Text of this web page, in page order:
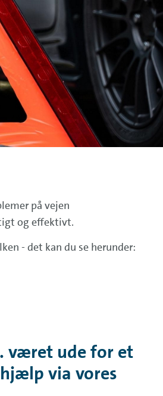
på vejen
og effektivt.
- det kan du se herunder:
været ude for et
via vores